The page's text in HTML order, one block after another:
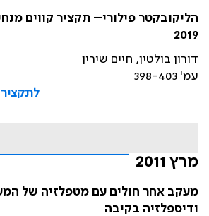
הליקובקטר פילורי– תקציר קווים
2019
דורון בולטין, חיים שירין
עמ' 398-403
לתקציר
מרץ 2011
מעקב אחר חולים עם מטפלזיה של
ודיספלזיה בקיבה